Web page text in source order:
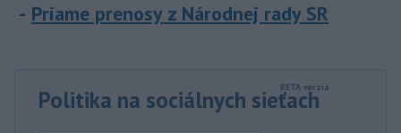
Priame prenosy z Národnej rady SR
Politika na sociálnych sieťach